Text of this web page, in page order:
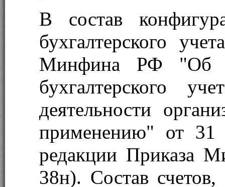
В состав
бухгалтерского
Минфина РФ "Об
бухгалтерского
деятельности
применению" от
редакции Приказа
38н). Состав счетов,